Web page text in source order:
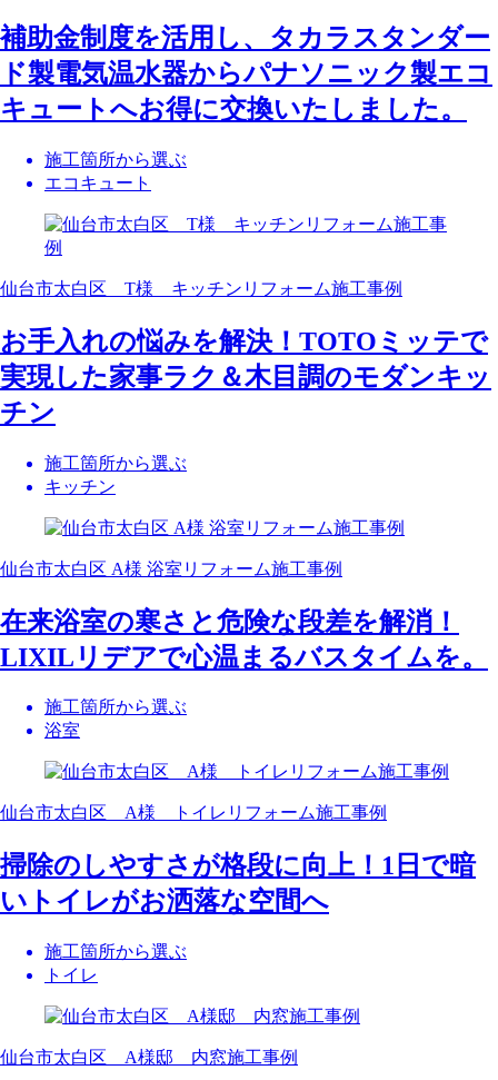
補助金制度を活用し、タカラスタンダー
ド製電気温水器からパナソニック製エコ
キュートへお得に交換いたしました。
施工箇所から選ぶ
エコキュート
仙台市太白区 T様 キッチンリフォーム施工事例
お手入れの悩みを解決！TOTOミッテで
実現した家事ラク＆木目調のモダンキッ
チン
施工箇所から選ぶ
キッチン
仙台市太白区 A様 浴室リフォーム施工事例
在来浴室の寒さと危険な段差を解消！
LIXILリデアで心温まるバスタイムを。
施工箇所から選ぶ
浴室
仙台市太白区 A様 トイレリフォーム施工事例
掃除のしやすさが格段に向上！1日で暗
いトイレがお洒落な空間へ
施工箇所から選ぶ
トイレ
仙台市太白区 A様邸 内窓施工事例